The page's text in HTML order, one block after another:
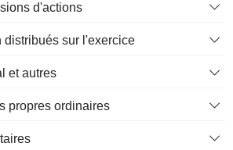
d'actions
distribués sur l'exercice
et autres
propres ordinaires